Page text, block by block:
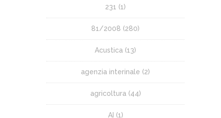
231 (1)
81/2008 (280)
Acustica (13)
agenzia interinale (2)
agricoltura (44)
AI (1)